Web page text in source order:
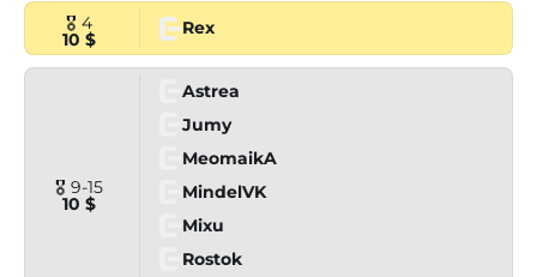
🎖 4
10 $
Rex
🎖 9-15
10 $
Astrea
Jumy
MeomaikA
MindelVK
Mixu
Rostok